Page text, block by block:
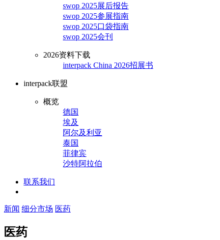
swop 2025展后报告
swop 2025参展指南
swop 2025口袋指南
swop 2025会刊
2026资料下载
interpack China 2026招展书
interpack联盟
概览
德国
埃及
阿尔及利亚
泰国
菲律宾
沙特阿拉伯
联系我们
新闻 细分市场 医药
医药